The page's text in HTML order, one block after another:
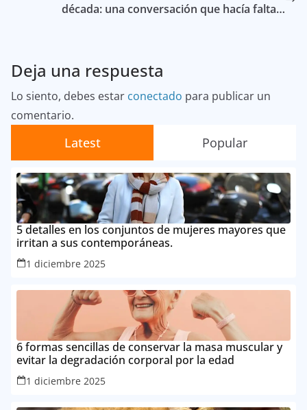
década: una conversación que hacía falta…
Deja una respuesta
Lo siento, debes estar conectado para publicar un
comentario.
Latest Popular
5 detalles en los conjuntos de mujeres mayores que
irritan a sus contemporáneas.
1 diciembre 2025
6 formas sencillas de conservar la masa muscular y
evitar la degradación corporal por la edad
1 diciembre 2025